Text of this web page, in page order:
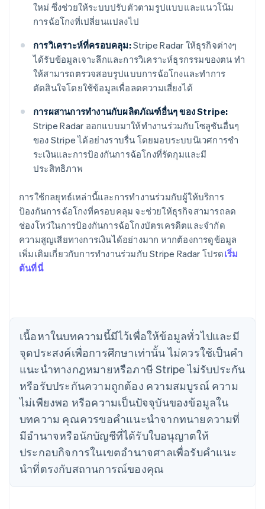
ใหม่ ซึ่งช่วยให้ระบบปรับตัวตามรูปแบบและแนวโน้ม
การฉ้อโกงที่เปลี่ยนแปลงไป
การวิเคราะห์ที่ครอบคลุม:Stripe Radar ให้ธุรกิจต่างๆ
ได้รับข้อมูลเจาะลึกและการวิเคราะห์ธุรกรรมของตน ทํา
ให้สามารถตรวจสอบรูปแบบการฉ้อโกงและทําการ
ตัดสินใจโดยใช้ข้อมูลเพื่อลดความเสี่ยงได้
การผสานการทํางานกับผลิตภัณฑ์อื่นๆ ของ Stripe:
Stripe Radar ออกแบบมาให้ทํางานร่วมกับโซลูชันอื่นๆ
ของ Stripe ได้อย่างราบรื่น โดยมอบระบบนิเวศการชํา
ระเงินและการป้องกันการฉ้อโกงที่รัดกุมและมี
ประสิทธิภาพ
การใช้กลยุทธ์เหล่านี้และการทํางานร่วมกับผู้ให้บริการ
ป้องกันการฉ้อโกงที่ครอบคลุม จะช่วยให้ธุรกิจสามารถลด
ช่องโหว่ในการป้องกันการฉ้อโกงบัตรเครดิตและจํากัด
ความสูญเสียทางการเงินได้อย่างมาก หากต้องการดูข้อมูล
เพิ่มเติมเกี่ยวกับการทํางานร่วมกับ Stripe Radar โปรดเริ่ม
ต้นที่นี่
เนื้อหาในบทความนี้มีไว้เพื่อให้ข้อมูลทั่วไปและมี
จุดประสงค์เพื่อการศึกษาเท่านั้น ไม่ควรใช้เป็นคํา
แนะนําทางกฎหมายหรือภาษี Stripe ไม่รับประกัน
หรือรับประกันความถูกต้อง ความสมบูรณ์ ความ
ไม่เพียงพอ หรือความเป็นปัจจุบันของข้อมูลใน
บทความ คุณควรขอคําแนะนําจากทนายความที่
มีอํานาจหรือนักบัญชีที่ได้รับใบอนุญาตให้
ประกอบกิจการในเขตอํานาจศาลเพื่อรับคําแนะ
นําที่ตรงกับสถานการณ์ของคุณ
กรีซ
English
เขตบริหารพิเศษฮ่องกง ประเทศจีน
English简体中文
แคนาดา
English
ไซปรัส
ญี่ปุ่น
日本語English
เดนมาร์ก
English
ไทย
ไทยEnglish
English
นิวซีแลนด์
English
เนเธอร์แลนด์
NederlandsEnglish